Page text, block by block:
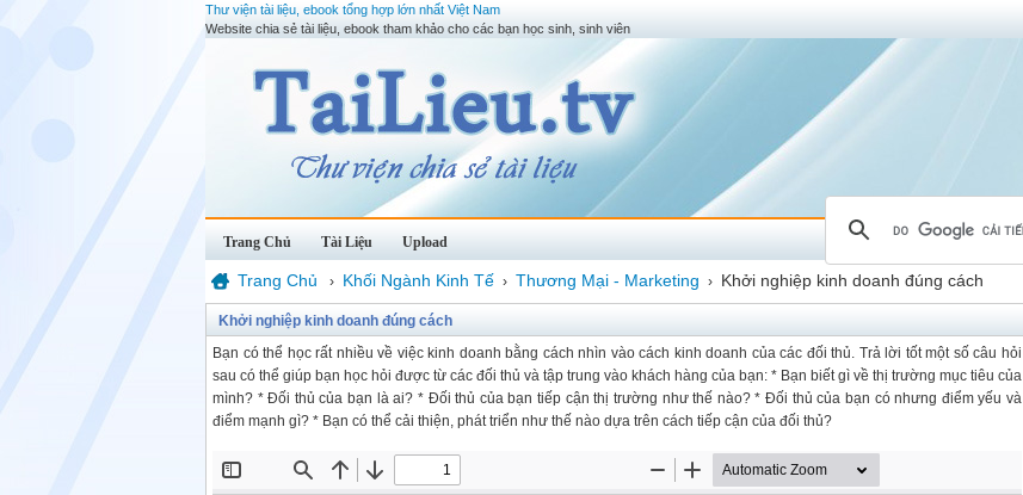
Thư viện tài liệu, ebook tổng hợp lớn nhất Việt Nam
Website chia sẻ tài liệu, ebook tham khảo cho các bạn học sinh, sinh viên
Trang Chủ Tài Liệu Upload
Trang Chủ › Khối Ngành Kinh Tế › Thương Mại - Marketing › Khởi nghiệp kinh doanh đúng cách
Khởi nghiệp kinh doanh đúng cách
Bạn có thể học rất nhiều về việc kinh doanh bằng cách nhìn vào cách kinh doanh của các đối thủ. Trả lời tốt một số câu hỏi
sau có thể giúp bạn học hỏi được từ các đối thủ và tập trung vào khách hàng của bạn: * Bạn biết gì về thị trường mục tiêu của
mình? * Đối thủ của bạn là ai? * Đối thủ của bạn tiếp cận thị trường như thế nào? * Đối thủ của bạn có nhưng điểm yếu và
điểm mạnh gì? * Bạn có thể cải thiện, phát triển như thế nào dựa trên cách tiếp cận của đối thủ?